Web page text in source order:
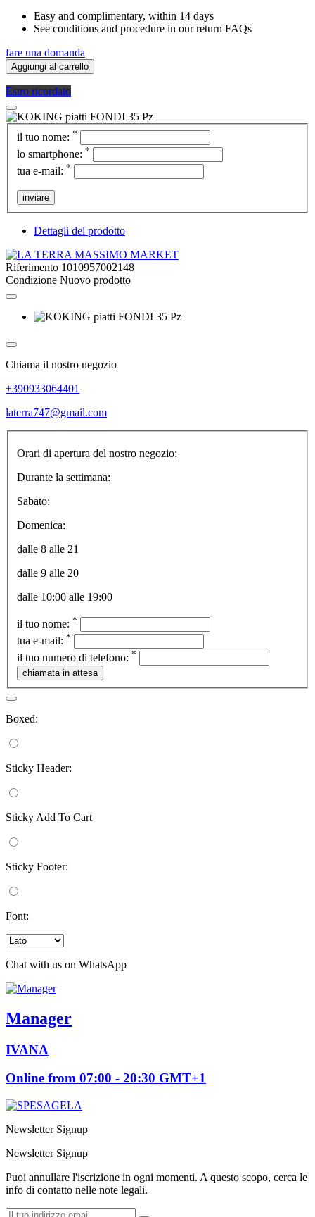
Easy and complimentary, within 14 days
See conditions and procedure in our return FAQs
fare una domanda
Aggiungi al carrello
Estro ricordato
il tuo nome: *
lo smartphone: *
tua e-mail: *
inviare
Dettagli del prodotto
Riferimento 1010957002148
Condizione Nuovo prodotto
Chiama il nostro negozio
+390933064401
laterra747@gmail.com
Orari di apertura del nostro negozio:
Durante la settimana:
Sabato:
Domenica:
dalle 8 alle 21
dalle 9 alle 20
dalle 10:00 alle 19:00
il tuo nome: *
tua e-mail: *
il tuo numero di telefono: *
Boxed:
Sticky Header:
Sticky Add To Cart
Sticky Footer:
Font:
Chat with us on WhatsApp
Manager
IVANA
Online from 07:00 - 20:30 GMT+1
Newsletter Signup
Newsletter Signup
Puoi annullare l'iscrizione in ogni momenti. A questo scopo, cerca le
info di contatto nelle note legali.